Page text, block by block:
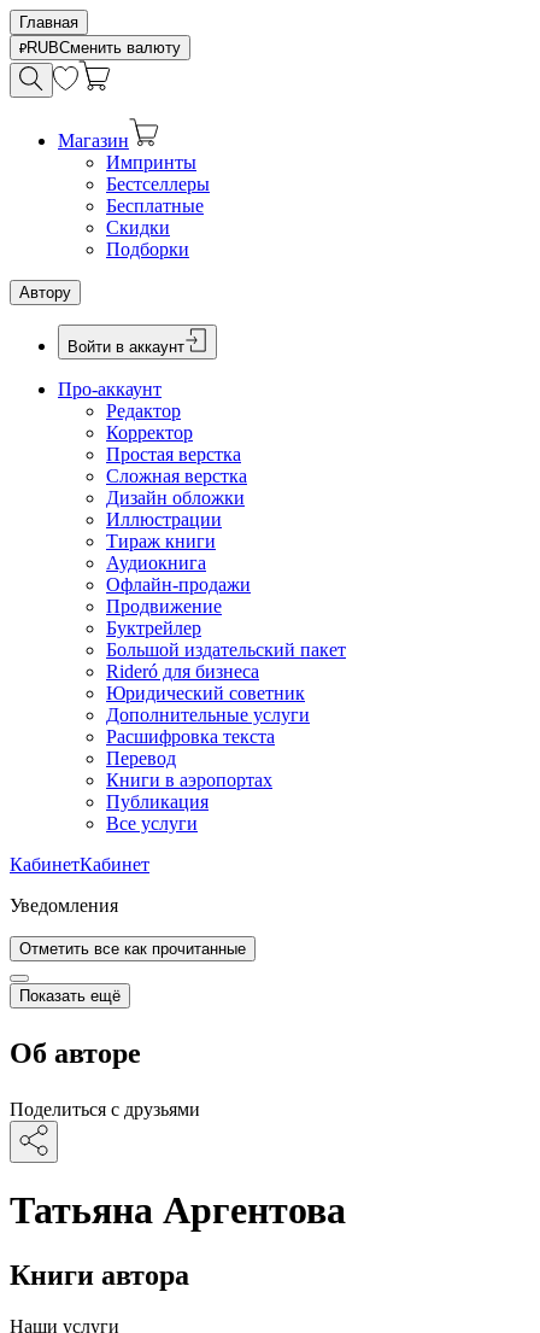
Главная
RUBСменить валюту
Магазин
Импринты
Бестселлеры
Бесплатные
Скидки
Подборки
Автору
Войти в аккаунт
Про-аккаунт
Редактор
Корректор
Простая верстка
Сложная верстка
Дизайн обложки
Иллюстрации
Тираж книги
Аудиокнига
Офлайн-продажи
Продвижение
Буктрейлер
Большой издательский пакет
Rideró для бизнеса
Юридический советник
Дополнительные услуги
Расшифровка текста
Перевод
Книги в аэропортах
Публикация
Все услуги
КабинетКабинет
Уведомления
Отметить все как прочитанные
Показать ещё
Об авторе
Поделиться с друзьями
Татьяна Аргентова
Книги автора
Наши услуги